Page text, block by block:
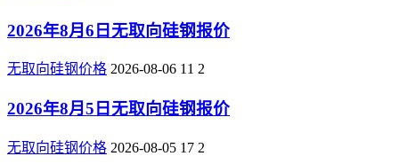
2026年8月6日无取向硅钢报价
无取向硅钢价格 2026-08-06 11 2
2026年8月5日无取向硅钢报价
无取向硅钢价格 2026-08-05 17 2